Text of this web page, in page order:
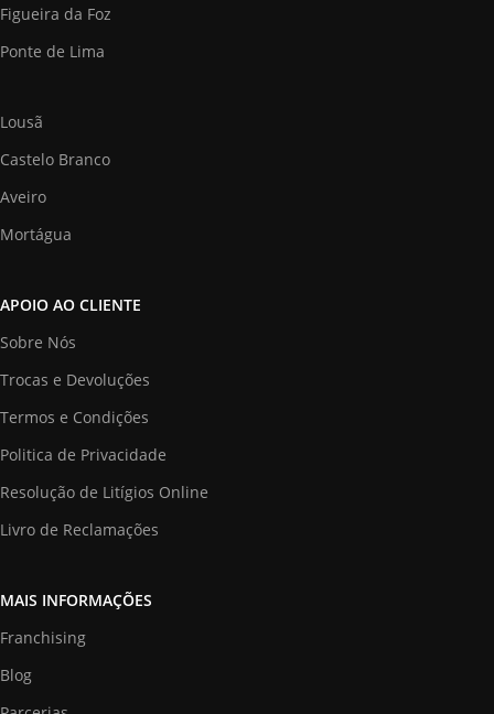
Figueira da Foz
Ponte de Lima
Lousã
Castelo Branco
Aveiro
Mortágua
APOIO AO CLIENTE
Sobre Nós
Trocas e Devoluções
Termos e Condições
Politica de Privacidade
Resolução de Litígios Online
Livro de Reclamações
MAIS INFORMAÇÕES
Franchising
Blog